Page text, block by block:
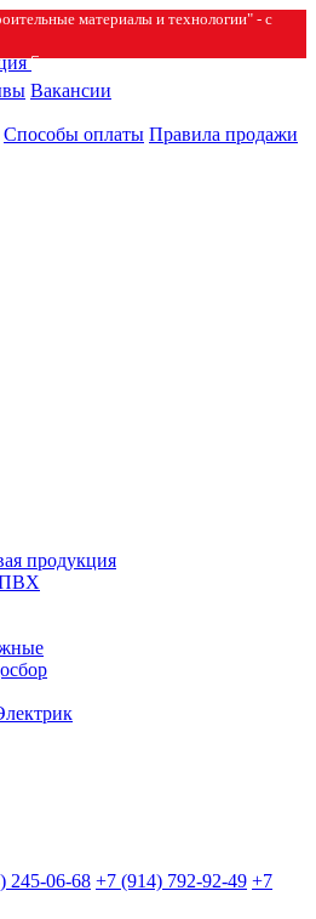
материалы и технологии" - с
Вакансии
Способы оплаты Правила продажи
продукция
245-06-68 +7 (914) 792-92-49 +7